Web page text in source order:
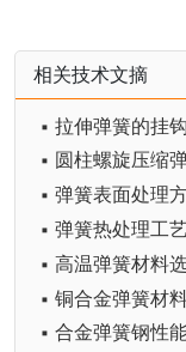
相关技术文摘
▪ 拉伸弹簧的挂
▪ 圆柱螺旋压缩